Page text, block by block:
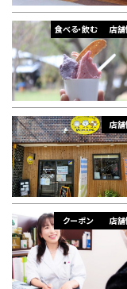
和食
パン
温泉
レジャー・スポー
ツ施設
フィットネス・や
せたい
脱毛
インテリア
その他
趣味・スキルアッ
プ
幼稚園
食べる・飲む 店
店
クーポン 店